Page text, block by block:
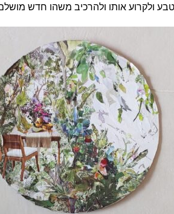
טבע ולקרוע אותו ולהרכיב משהו חדש